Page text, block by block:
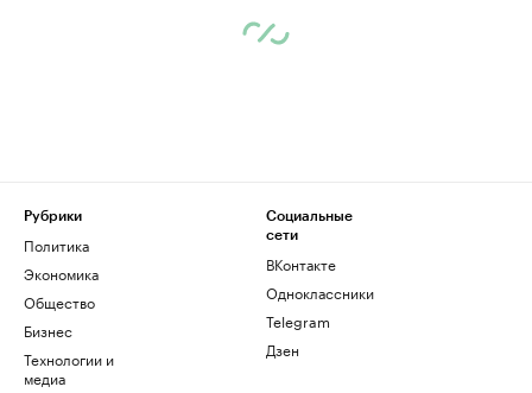
Рубрики
Политика
Экономика
Общество
Бизнес
Технологии и
медиа
Социальные
сети
ВКонтакте
Одноклассники
Telegram
Дзен